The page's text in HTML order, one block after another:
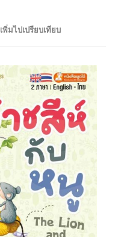
เพิ่มไปเปรียบเทียบ